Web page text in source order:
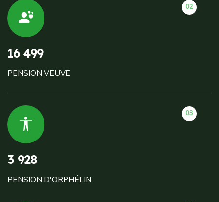
02
16 499
PENSION VEUVE
03
3 928
PENSION D'ORPHÉLIN